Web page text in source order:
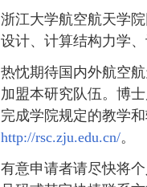
浙江大学航空航天学
设计、计算结构力学
热忱期待国内外航空
加盟本研究队伍。博
完成学院规定的教学
http://rsc.zju.edu.cn/。
有意申请者请尽快将